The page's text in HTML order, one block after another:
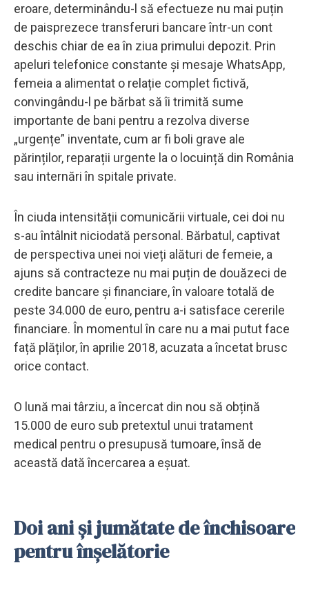
eroare, determinându-l să efectueze nu mai puțin
de paisprezece transferuri bancare într-un cont
deschis chiar de ea în ziua primului depozit. Prin
apeluri telefonice constante și mesaje WhatsApp,
femeia a alimentat o relație complet fictivă,
convingându-l pe bărbat să îi trimită sume
importante de bani pentru a rezolva diverse
„urgențe” inventate, cum ar fi boli grave ale
părinților, reparații urgente la o locuință din România
sau internări în spitale private.
În ciuda intensității comunicării virtuale, cei doi nu
s-au întâlnit niciodată personal. Bărbatul, captivat
de perspectiva unei noi vieți alături de femeie, a
ajuns să contracteze nu mai puțin de douăzeci de
credite bancare și financiare, în valoare totală de
peste 34.000 de euro, pentru a-i satisface cererile
financiare. În momentul în care nu a mai putut face
față plăților, în aprilie 2018, acuzata a încetat brusc
orice contact.
O lună mai târziu, a încercat din nou să obțină
15.000 de euro sub pretextul unui tratament
medical pentru o presupusă tumoare, însă de
această dată încercarea a eșuat.
Doi ani și jumătate de închisoare
pentru înșelătorie